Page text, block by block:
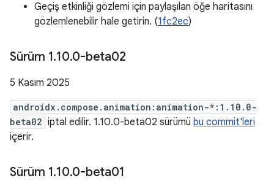
Geçiş etkinliği gözlemi için paylaşılan öğe haritasını
gözlemlenebilir hale getirin. (1fc2ec)
Sürüm 1.10.0-beta02
5 Kasım 2025
androidx.compose.animation:animation-*:1.10.0-
beta02 iptal edilir. 1.10.0-beta02 sürümü bu commit'leri
içerir.
Sürüm 1.10.0-beta01